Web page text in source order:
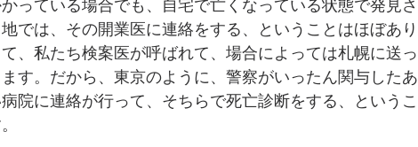
っている場合でも、自宅で亡くなっている状態で発見さ
では、その開業医に連絡をする、ということはほぼあり
、私たち検案医が呼ばれて、場合によっては札幌に送っ
す。だから、東京のように、警察がいったん関与したあ
院に連絡が行って、そちらで死亡診断をする、というこ